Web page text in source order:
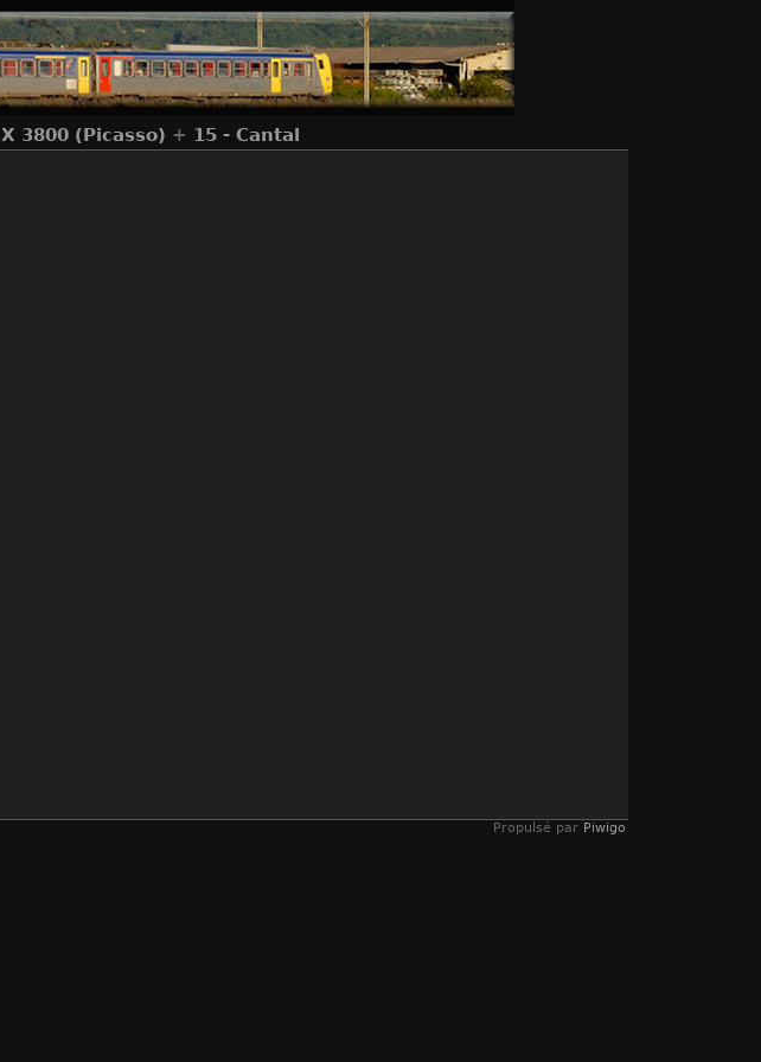
X 3800 (Picasso) + 15 - Cantal
Propulsé par Piwigo